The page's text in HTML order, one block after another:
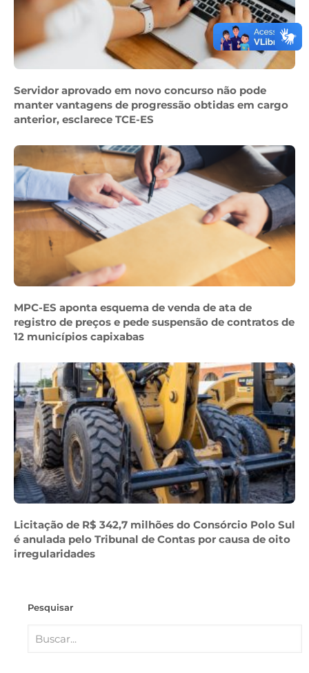
Servidor aprovado em novo concurso não pode
manter vantagens de progressão obtidas em cargo
anterior, esclarece TCE-ES
MPC-ES aponta esquema de venda de ata de
registro de preços e pede suspensão de contratos de
12 municípios capixabas
Licitação de R$ 342,7 milhões do Consórcio Polo Sul
é anulada pelo Tribunal de Contas por causa de oito
irregularidades
Pesquisar